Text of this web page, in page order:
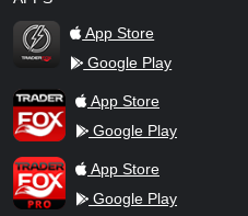
TraderFox Flash
App Store
Google Play
TraderFox AppApp Store
Google Play
TraderFox ProApp Store
Google Play